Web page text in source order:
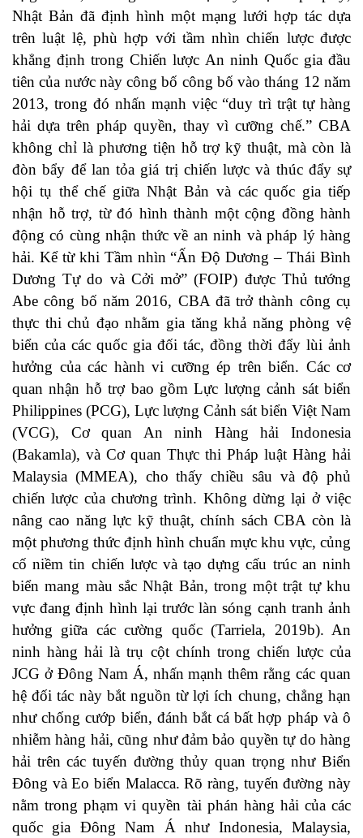
Nhật Bản đã định hình một mạng lưới hợp tác dựa
trên luật lệ, phù hợp với tầm nhìn chiến lược được
khẳng định trong Chiến lược An ninh Quốc gia đầu
tiên của nước này công bố công bố vào tháng 12 năm
2013, trong đó nhấn mạnh việc “duy trì trật tự hàng
hải dựa trên pháp quyền, thay vì cưỡng chế.” CBA
không chỉ là phương tiện hỗ trợ kỹ thuật, mà còn là
đòn bẩy để lan tỏa giá trị chiến lược và thúc đẩy sự
hội tụ thể chế giữa Nhật Bản và các quốc gia tiếp
nhận hỗ trợ, từ đó hình thành một cộng đồng hành
động có cùng nhận thức về an ninh và pháp lý hàng
hải. Kể từ khi Tầm nhìn “Ấn Độ Dương – Thái Bình
Dương Tự do và Cởi mở” (FOIP) được Thủ tướng
Abe công bố năm 2016, CBA đã trở thành công cụ
thực thi chủ đạo nhằm gia tăng khả năng phòng vệ
biển của các quốc gia đối tác, đồng thời đẩy lùi ảnh
hưởng của các hành vi cưỡng ép trên biển. Các cơ
quan nhận hỗ trợ bao gồm Lực lượng cảnh sát biển
Philippines (PCG), Lực lượng Cảnh sát biển Việt Nam
(VCG), Cơ quan An ninh Hàng hải Indonesia
(Bakamla), và Cơ quan Thực thi Pháp luật Hàng hải
Malaysia (MMEA), cho thấy chiều sâu và độ phủ
chiến lược của chương trình. Không dừng lại ở việc
nâng cao năng lực kỹ thuật, chính sách CBA còn là
một phương thức định hình chuẩn mực khu vực, củng
cố niềm tin chiến lược và tạo dựng cấu trúc an ninh
biển mang màu sắc Nhật Bản, trong một trật tự khu
vực đang định hình lại trước làn sóng cạnh tranh ảnh
hưởng giữa các cường quốc (Tarriela, 2019b). An
ninh hàng hải là trụ cột chính trong chiến lược của
JCG ở Đông Nam Á, nhấn mạnh thêm rằng các quan
hệ đối tác này bắt nguồn từ lợi ích chung, chẳng hạn
như chống cướp biển, đánh bắt cá bất hợp pháp và ô
nhiễm hàng hải, cũng như đảm bảo quyền tự do hàng
hải trên các tuyến đường thủy quan trọng như Biển
Đông và Eo biển Malacca. Rõ ràng, tuyến đường này
nằm trong phạm vi quyền tài phán hàng hải của các
quốc gia Đông Nam Á như Indonesia, Malaysia,